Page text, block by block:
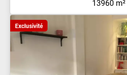
13960 m²
Exclusivité